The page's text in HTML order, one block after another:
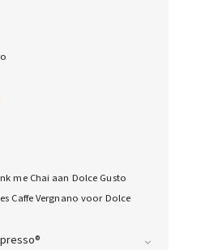
me Chai aan Dolce Gusto
Caffe Vergnano voor Dolce